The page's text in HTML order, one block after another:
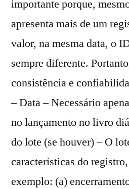
importante porque,
apresenta mais de um
valor, na mesma data, o
sempre diferente.
consistência e
– Data – Necessário
no lançamento no livro
do lote (se houver) – O
características do
exemplo: (a)